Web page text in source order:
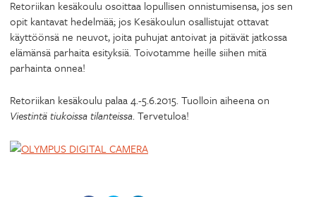
Retoriikan kesäkoulu osoittaa lopullisen onnistumisensa, jos sen
opit kantavat hedelmää; jos Kesäkoulun osallistujat ottavat
käyttöönsä ne neuvot, joita puhujat antoivat ja pitävät jatkossa
elämänsä parhaita esityksiä. Toivotamme heille siihen mitä
parhainta onnea!
Retoriikan kesäkoulu palaa 4.-5.6.2015. Tuolloin aiheena on
Viestintä tiukoissa tilanteissa. Tervetuloa!